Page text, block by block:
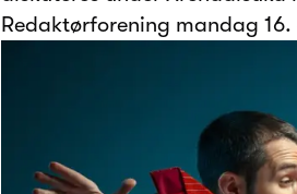
Redaktørforening mandag 16.